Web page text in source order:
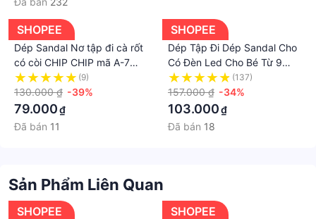
SHOPEE
Dép Sandal Nơ tập đi cà rốt
có còi CHIP CHIP mã A-7
Quảng Châu cao cấp cho bé
gái từ 6 tháng đến 2 tuổi
(9)
130.000 ₫ -39%
79.000₫
Đã bán 11
SHOPEE
Dép Tập Đi Dép Sandal Cho
Có Đèn Led Cho Bé Từ 9
Tháng đến 2 Tuổi
(137)
157.000 ₫ -34%
103.000₫
Đã bán 18
Sản Phẩm Liên Quan
SHOPEE SHOPEE